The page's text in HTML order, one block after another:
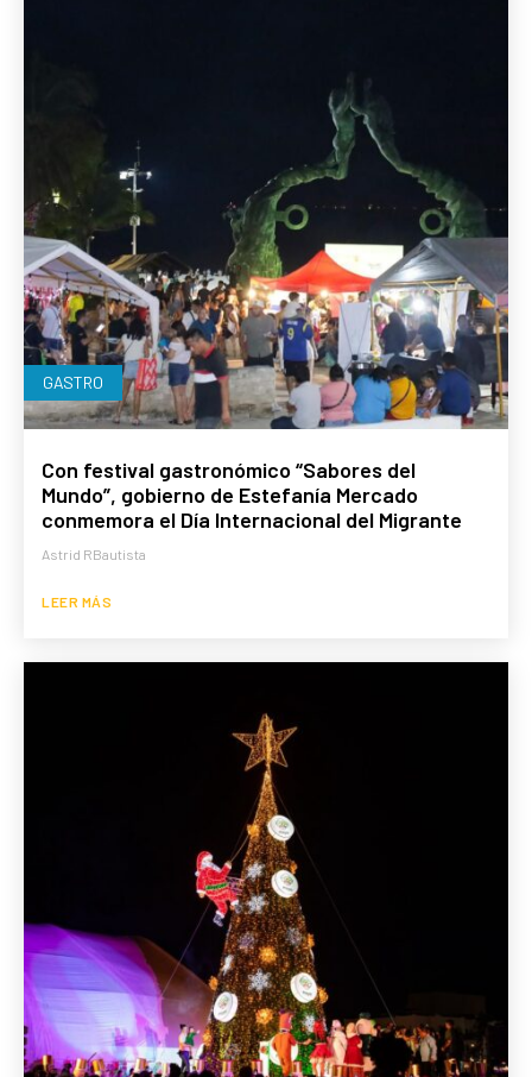
GASTRO
Con festival gastronómico “Sabores del
Mundo”, gobierno de Estefanía Mercado
conmemora el Día Internacional del Migrante
Astrid RBautista
LEER MÁS